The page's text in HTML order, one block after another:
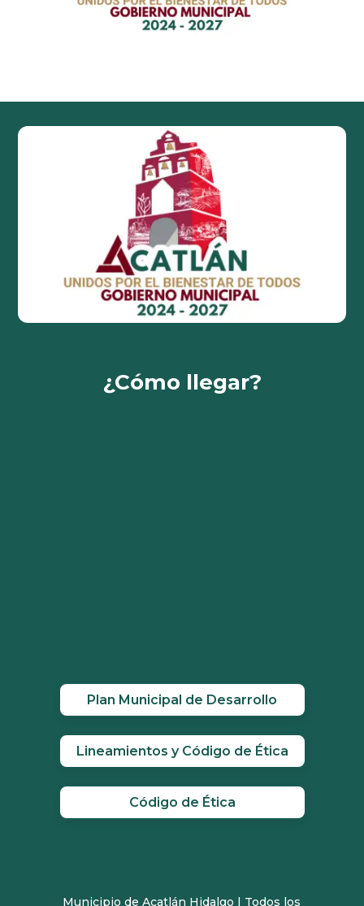
¿Cómo llegar?
Plan Municipal de Desarrollo
Lineamientos y Código de Ética
Código de Ética
Municipio de Acatlán Hidalgo | Todos los